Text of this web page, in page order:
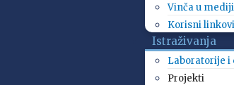
Vinča u
Korisni linkovi
Istraživanja
Laboratorije i
Projekti